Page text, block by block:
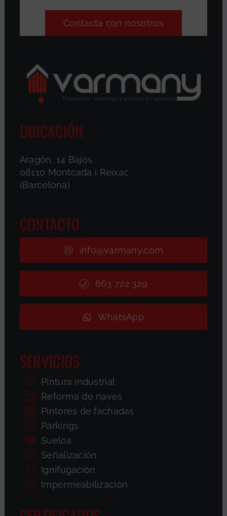
Contacta con nosotros
UBICACIÓN
Aragón, 14 Bajos
08110 Montcada i Reixac
(Barcelona)
CONTACTO
info@varmany.com
663 722 329
WhatsApp
SERVICIOS
Pintura industrial
Reforma de naves
Pintores de fachadas
Parkings
Suelos
Señalización
Ignifugación
Impermeabilización